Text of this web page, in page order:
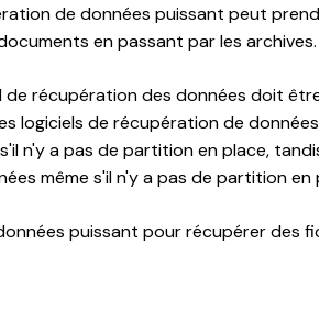
de données puissant peut
en passant par les archives.
de récupération des données doit
logiciels de récupération de
n'y a pas de partition en place,
même s'il n'y a pas de partition en
puissant pour récupérer des